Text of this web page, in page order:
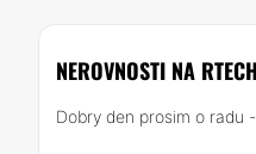
NEROVNOSTI NA
Dobry den prosim o radu